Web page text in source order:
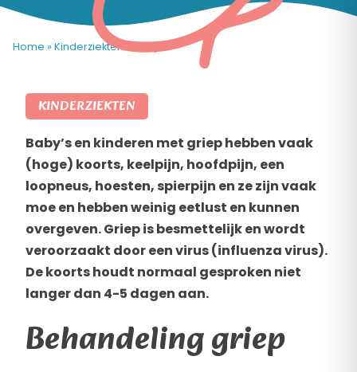
Home » Kinderziekten Griep
KINDERZIEKTEN
Baby’s en kinderen met griep hebben vaak
(hoge) koorts, keelpijn, hoofdpijn, een
loopneus, hoesten, spierpijn en ze zijn vaak
moe en hebben weinig eetlust en kunnen
overgeven. Griep is besmettelijk en wordt
veroorzaakt door een virus (influenza virus).
De koorts houdt normaal gesproken niet
langer dan 4-5 dagen aan.
Behandeling griep